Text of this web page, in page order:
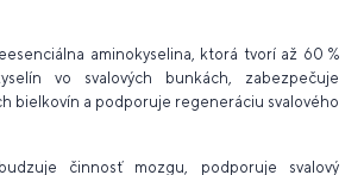
aminokyselina, ktorá tvorí až 60 %
vo svalových bunkách, zabezpečuje
bielkovín a podporuje regeneráciu svalového
činnosť mozgu, podporuje svalový